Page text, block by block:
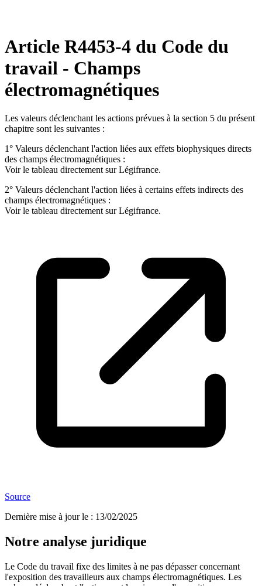
Article R4453-4 du Code du
travail - Champs
électromagnétiques
Les valeurs déclenchant les actions prévues à la section 5 du présent
chapitre sont les suivantes :
1° Valeurs déclenchant l'action liées aux effets biophysiques directs
des champs électromagnétiques :
Voir le tableau directement sur Légifrance.
2° Valeurs déclenchant l'action liées à certains effets indirects des
champs électromagnétiques :
Voir le tableau directement sur Légifrance.
Source
Dernière mise à jour le : 13/02/2025
Notre analyse juridique
Le Code du travail fixe des limites à ne pas dépasser concernant
l'exposition des travailleurs aux champs électromagnétiques. Les